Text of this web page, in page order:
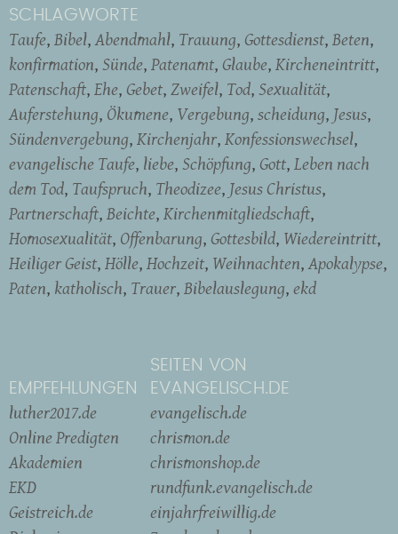
SCHLAGWORTE
Taufe Bibel Abendmahl Trauung Gottesdienst Beten
konfirmation Sünde Patenamt Glaube Kircheneintritt
Patenschaft Ehe Gebet Zweifel Tod Sexualität
Auferstehung Ökumene Vergebung scheidung Jesus
Sündenvergebung Kirchenjahr Konfessionswechsel
evangelische Taufe liebe Schöpfung Gott Leben nach
dem Tod Taufspruch Theodizee Jesus Christus
Partnerschaft Beichte Kirchenmitgliedschaft
Homosexualität Offenbarung Gottesbild Wiedereintritt
Heiliger Geist Hölle Hochzeit Weihnachten Apokalypse
Paten katholisch Trauer Bibelauslegung ekd
EMPFEHLUNGEN
luther2017.de
Online Predigten
Akademien
EKD
Geistreich.de
SEITEN VON
EVANGELISCH.DE
evangelisch.de
chrismon.de
chrismonshop.de
rundfunk.evangelisch.de
einjahrfreiwillig.de